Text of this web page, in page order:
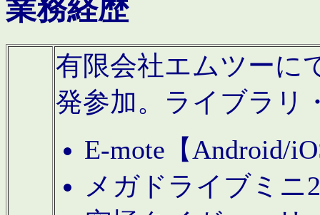
業務経歴
有限会社エムツーに
発参加。ライブラリ
E-mote【Android/
メガドライブミニ